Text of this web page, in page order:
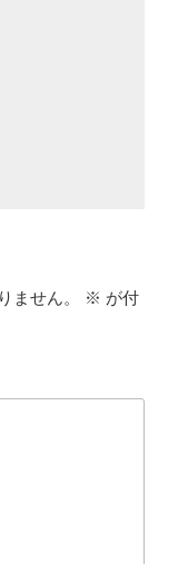
ません。 ※ が付